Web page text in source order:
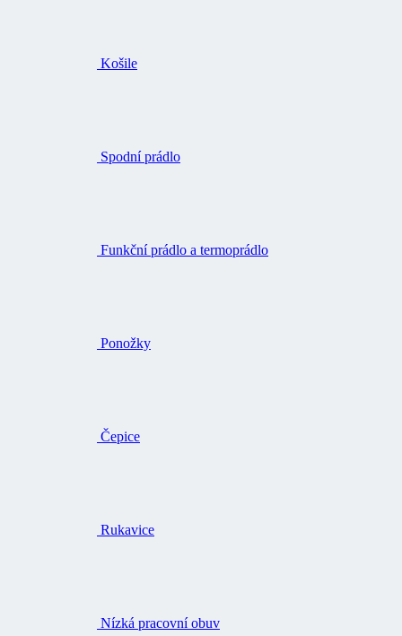
Košile
Spodní prádlo
Funkční prádlo a termoprádlo
Ponožky
Čepice
Rukavice
Nízká pracovní obuv